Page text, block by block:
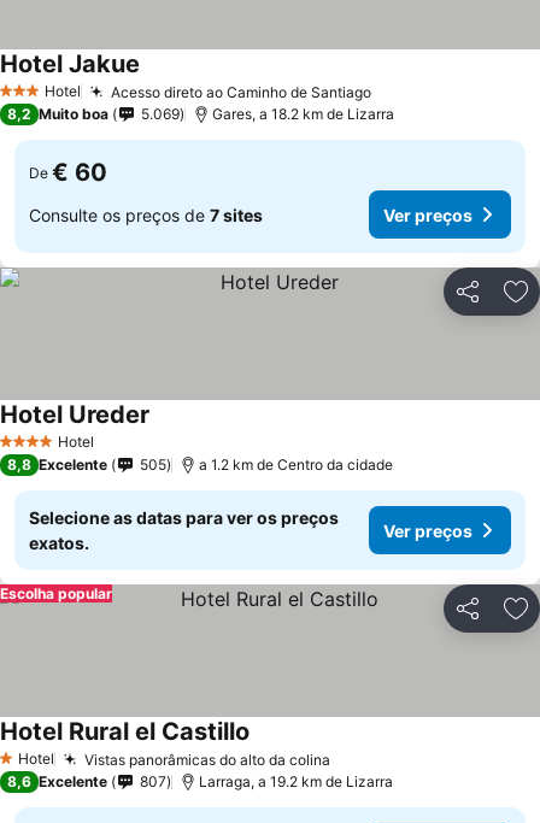
3 EstrelasHotel Acesso direto ao Caminho de Santiago
Hotel Jakue
8,2 Muito boa 5.069 Gares, a 18.2 km de Lizarra
De € 60
Consulte os preços de 7 sites Ver preços
Partilhar
4 EstrelasHotel
Hotel Ureder
8,8 Excelente 505 a 1.2 km de Centro da cidade
Selecione as datas para ver os preços
exatos.
Ver preços
Partilhar
Escolha popular
1 Estrelas
Hotel Vistas panorâmicas do alto da colina
Hotel Rural el Castillo
8,6 Excelente 807 Larraga, a 19.2 km de Lizarra